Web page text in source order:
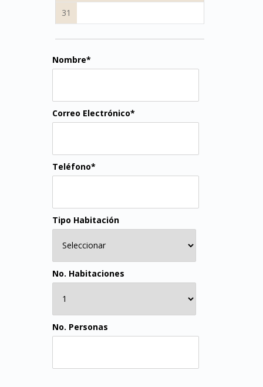
31
Nombre*
Correo Electrónico*
Teléfono*
Tipo Habitación
No. Habitaciones
No. Personas